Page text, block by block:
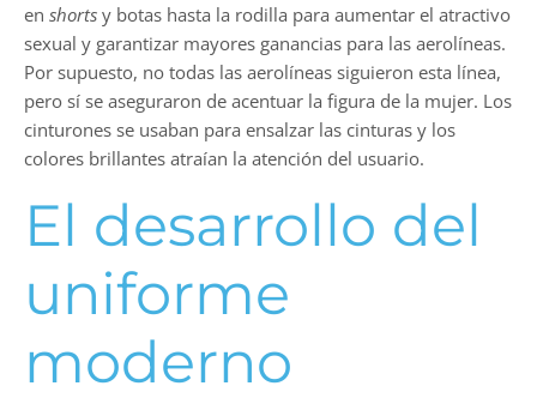
en shorts y botas hasta la rodilla para aumentar el atractivo
sexual y garantizar mayores ganancias para las aerolíneas.
Por supuesto, no todas las aerolíneas siguieron esta línea,
pero sí se aseguraron de acentuar la figura de la mujer. Los
cinturones se usaban para ensalzar las cinturas y los
colores brillantes atraían la atención del usuario.
El desarrollo del
uniforme
moderno